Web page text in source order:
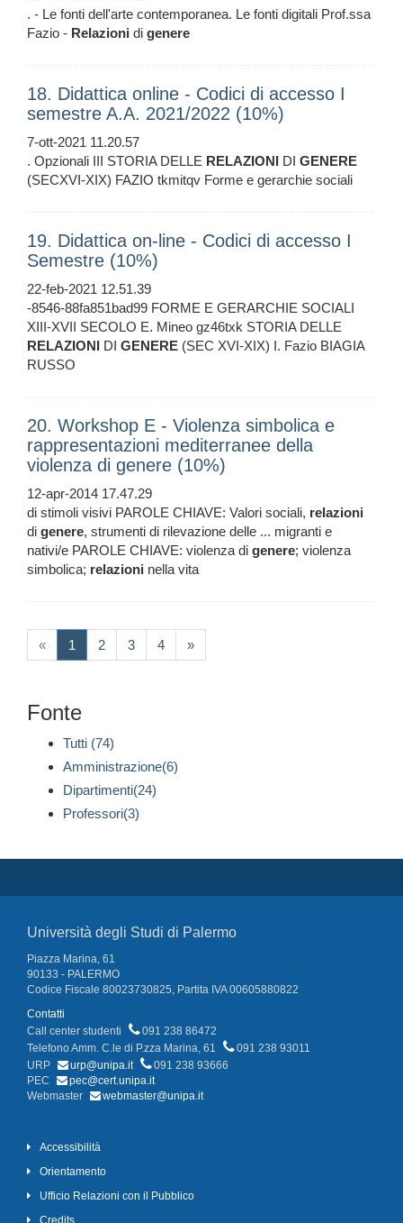
. - Le fonti dell'arte contemporanea. Le fonti digitali Prof.ssa
Fazio - Relazioni di genere
18. Didattica online - Codici di accesso I
semestre A.A. 2021/2022 (10%)
7-ott-2021 11.20.57
. Opzionali III STORIA DELLE RELAZIONI DI GENERE
(SECXVI-XIX) FAZIO tkmitqv Forme e gerarchie sociali
19. Didattica on-line - Codici di accesso I
Semestre (10%)
22-feb-2021 12.51.39
-8546-88fa851bad99 FORME E GERARCHIE SOCIALI
XIII-XVII SECOLO E. Mineo gz46txk STORIA DELLE
RELAZIONI DI GENERE (SEC XVI-XIX) I. Fazio BIAGIA
RUSSO
20. Workshop E - Violenza simbolica e
rappresentazioni mediterranee della
violenza di genere (10%)
12-apr-2014 17.47.29
di stimoli visivi PAROLE CHIAVE: Valori sociali, relazioni
di genere, strumenti di rilevazione delle ... migranti e
nativi/e PAROLE CHIAVE: violenza di genere; violenza
simbolica; relazioni nella vita
« 1 (current)
2 3 4 »
Fonte
Tutti (74)
Amministrazione(6)
Dipartimenti(24)
Professori(3)
Università degli Studi di Palermo
Piazza Marina, 61
90133 - PALERMO
Codice Fiscale 80023730825, Partita IVA 00605880822
Contatti
Call center studenti
091 238 86472
Telefono Amm. C.le di P.zza Marina, 61
091 238 93011
URP
urp@unipa.it
091 238 93666
PEC
pec@cert.unipa.it
Webmaster
webmaster@unipa.it
Accessibilità
Orientamento
Ufficio Relazioni con il Pubblico